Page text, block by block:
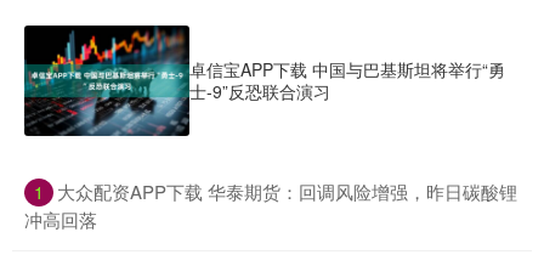
卓信宝APP下载 中国与巴基斯坦将举行“勇
士-9”反恐联合演习
1
​大众配资APP下载 华泰期货：回调风险增强，昨日碳酸锂
冲高回落